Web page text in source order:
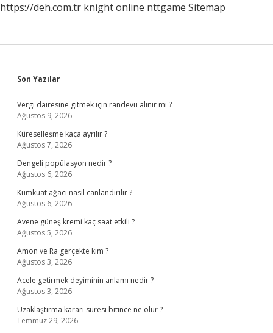
https://deh.com.tr knight online nttgame Sitemap
Sidebar
Son Yazılar
Vergi dairesine gitmek için randevu alınır mı ?
Ağustos 9, 2026
Küreselleşme kaça ayrılır ?
Ağustos 7, 2026
Dengeli popülasyon nedir ?
Ağustos 6, 2026
Kumkuat ağacı nasıl canlandırılır ?
Ağustos 6, 2026
Avene güneş kremi kaç saat etkili ?
Ağustos 5, 2026
Amon ve Ra gerçekte kim ?
Ağustos 3, 2026
Acele getirmek deyiminin anlamı nedir ?
Ağustos 3, 2026
Uzaklaştırma kararı süresi bitince ne olur ?
Temmuz 29, 2026